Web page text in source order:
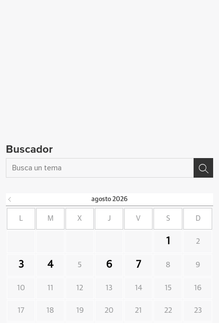
Buscador
agosto 2026
L M X J V S D
1 2
3 4 5 6 7 8 9
10 11 12 13 14 15 16
17 18 19 20 21 22 23